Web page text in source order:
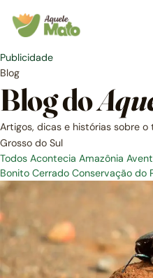
para
conteúdo
Publicidade
Blog
Blog do
Artigos, dicas e histórias sobre
Grosso do Sul
Todos Acontecia Amazônia
Bonito Cerrado Conservação do